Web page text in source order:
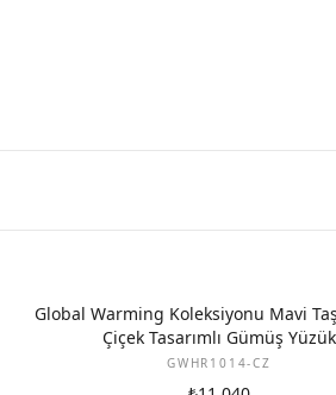
Global Warming Koleksiyonu Mavi
Çiçek Tasarımlı Gümüş Yüzük
GWHR1014-CZ